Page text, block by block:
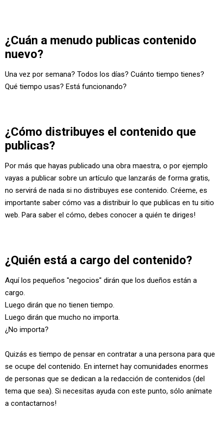
¿Cuán a menudo publicas contenido
nuevo?
Una vez por semana? Todos los días? Cuánto tiempo tienes?
Qué tiempo usas? Está funcionando?
¿Cómo distribuyes el contenido que
publicas?
Por más que hayas publicado una obra maestra, o por ejemplo
vayas a publicar sobre un artículo que lanzarás de forma gratis,
no servirá de nada si no distribuyes ese contenido. Créeme, es
importante saber cómo vas a distribuir lo que publicas en tu sitio
web. Para saber el cómo, debes conocer a quién te diriges!
¿Quién está a cargo del contenido?
Aquí los pequeños "negocios" dirán que los dueños están a
cargo.
Luego dirán que no tienen tiempo.
Luego dirán que mucho no importa.
¿No importa?
Quizás es tiempo de pensar en contratar a una persona para que
se ocupe del contenido. En internet hay comunidades enormes
de personas que se dedican a la redacción de contenidos (del
tema que sea). Si necesitas ayuda con este punto, sólo anímate
a contactarnos!